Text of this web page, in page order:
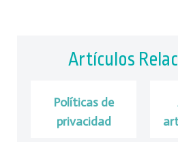
Artículos
Políticas de
privacidad